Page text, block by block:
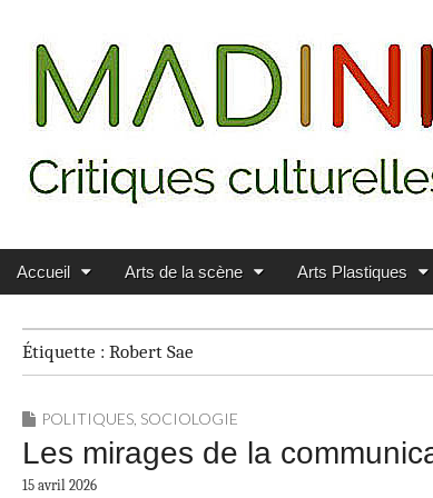
MADININ'ART
Main menu
Skip to content
Accueil Arts de la scène Arts Plastiques
Étiquette : Robert Sae
POLITIQUES SOCIOLOGIE
Les mirages de la
15 avril 2026